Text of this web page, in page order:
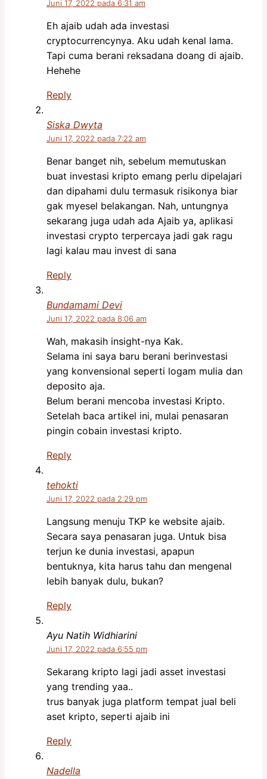
Juni 17, 2022 pada 6:31 am
Eh ajaib udah ada investasi
cryptocurrencynya. Aku udah kenal lama.
Tapi cuma berani reksadana doang di ajaib.
Hehehe
Reply
Siska Dwyta
Juni 17, 2022 pada 7:22 am
Benar banget nih, sebelum memutuskan
buat investasi kripto emang perlu dipelajari
dan dipahami dulu termasuk risikonya biar
gak myesel belakangan. Nah, untungnya
sekarang juga udah ada Ajaib ya, aplikasi
investasi crypto terpercaya jadi gak ragu
lagi kalau mau invest di sana
Reply
Bundamami Devi
Juni 17, 2022 pada 8:06 am
Wah, makasih insight-nya Kak.
Selama ini saya baru berani berinvestasi
yang konvensional seperti logam mulia dan
deposito aja.
Belum berani mencoba investasi Kripto.
Setelah baca artikel ini, mulai penasaran
pingin cobain investasi kripto.
Reply
tehokti
Juni 17, 2022 pada 2:29 pm
Langsung menuju TKP ke website ajaib.
Secara saya penasaran juga. Untuk bisa
terjun ke dunia investasi, apapun
bentuknya, kita harus tahu dan mengenal
lebih banyak dulu, bukan?
Reply
Ayu Natih Widhiarini
Juni 17, 2022 pada 6:55 pm
Sekarang kripto lagi jadi asset investasi
yang trending yaa..
trus banyak juga platform tempat jual beli
aset kripto, seperti ajaib ini
Reply
Nadella